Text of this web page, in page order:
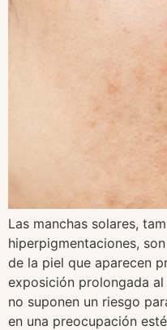
Las manchas solares,
hiperpigmentaciones,
de la piel que aparecen
exposición prolongada
no suponen un riesgo
en una preocupación